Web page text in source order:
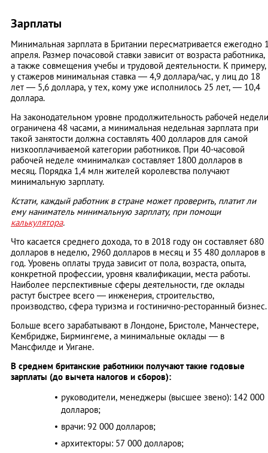
Зарплаты
Минимальная зарплата в Британии пересматривается ежегодно
апреля. Размер почасовой ставки зависит от возраста работника,
а также совмещения учебы и трудовой деятельности. К примеру,
у стажеров минимальная ставка — 4,9 доллара/час, у лиц до 18
лет — 5,6 доллара, у тех, кому уже исполнилось 25 лет, — 10,4
доллара.
На законодательном уровне продолжительность рабочей недели
ограничена 48 часами, а минимальная недельная зарплата при
такой занятости должна составлять 400 долларов для самой
низкооплачиваемой категории работников. При 40-часовой
рабочей неделе «минималка» составляет 1800 долларов в
месяц. Порядка 1,4 млн жителей королевства получают
минимальную зарплату.
Кстати, каждый работник в стране может проверить, платит ли
ему наниматель минимальную зарплату, при помощи
калькулятора.
Что касается среднего дохода, то в 2018 году он составляет 680
долларов в неделю, 2960 долларов в месяц и 35 480 долларов в
год. Уровень оплаты труда зависит от пола, возраста, опыта,
конкретной профессии, уровня квалификации, места работы.
Наиболее перспективные сферы деятельности, где оклады
растут быстрее всего — инженерия, строительство,
производство, сфера туризма и гостинично-ресторанный бизнес.
Больше всего зарабатывают в Лондоне, Бристоле, Манчестере,
Кембридже, Бирмингеме, а минимальные оклады — в
Мансфилде и Уигане.
В среднем британские работники получают такие годовые
зарплаты (до вычета налогов и сборов):
руководители, менеджеры (высшее звено): 142 000
долларов;
врачи: 92 000 долларов;
архитекторы: 57 000 долларов;